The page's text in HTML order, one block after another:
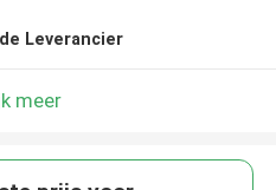
Leverancier
meer